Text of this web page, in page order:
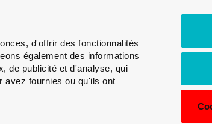
d'offrir des fonctionnalités
également des informations
de publicité et d'analyse, qui
avez fournies ou qu'ils ont
propos
Univerre